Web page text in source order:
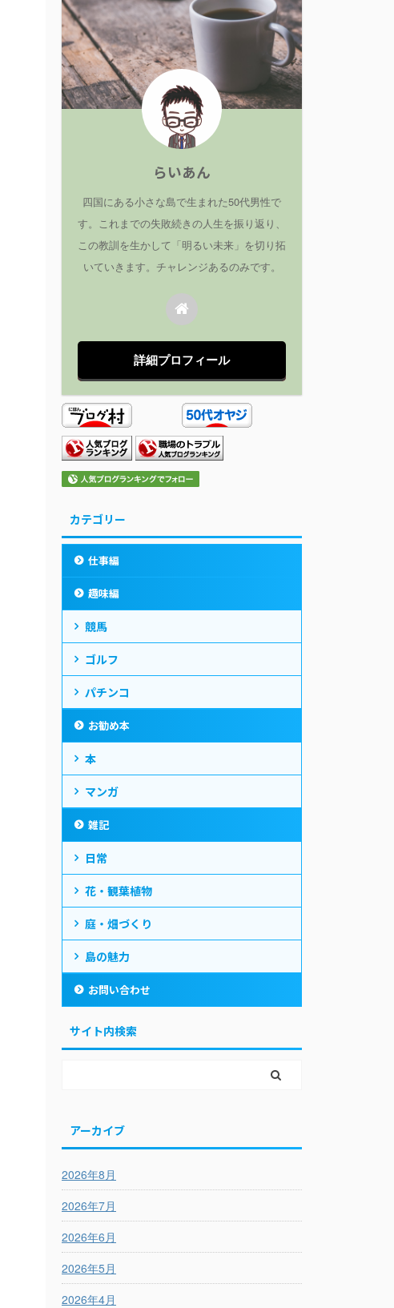
らいあん
四国にある小さな島で生まれた50代男性で
す。これまでの失敗続きの人生を振り返り、
この教訓を生かして「明るい未来」を切り拓
いていきます。チャレンジあるのみです。
詳細プロフィール
カテゴリー
仕事編
趣味編
競馬
ゴルフ
パチンコ
お勧め本
本
マンガ
雑記
日常
花・観葉植物
庭・畑づくり
島の魅力
お問い合わせ
サイト内検索
アーカイブ
2026年8月
2026年7月
2026年6月
2026年5月
2026年4月